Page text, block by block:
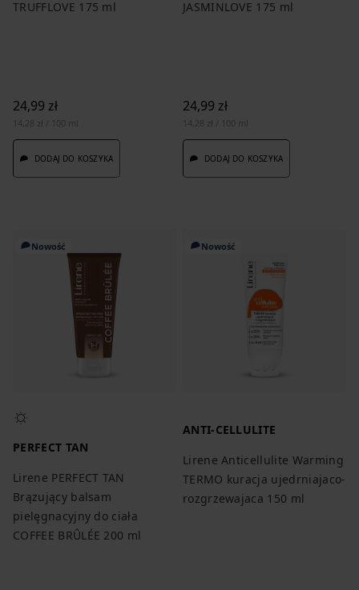
TRUFFLOVE 175 ml
24,99 zł
14,28 zł / 100 ml
DODAJ DO KOSZYKA
JASMINLOVE 175 ml
24,99 zł
14,28 zł / 100 ml
DODAJ DO KOSZYKA
Nowość
PERFECT TAN
Lirene PERFECT TAN
Brązujący balsam
pielęgnacyjny do ciała
COFFEE BRÛLÉE 200 ml
Nowość
ANTI-CELLULITE
Lirene Anticellulite Warming
TERMO kuracja ujedrniajaco-
rozgrzewajaca 150 ml